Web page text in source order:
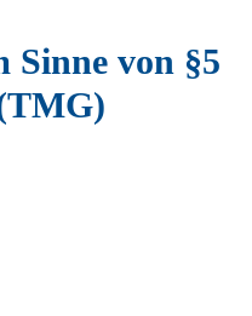
Sinne von §5